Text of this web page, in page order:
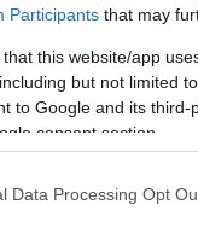
Participants that may
that this website/app
but not limited
to Google and its
consent section.
Data Processing Opt
jugador en
llegará cedido por
al conjunto
segunda vuelta
hasta seis